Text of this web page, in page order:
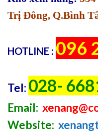
Trị Đông, Q.Bình
HOTLINE : 096
Tel: 028-
Email:
Website: